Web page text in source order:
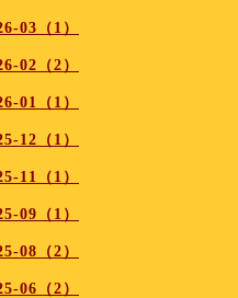
03（1）
02（2）
01（1）
12（1）
11（1）
09（1）
08（2）
06（2）